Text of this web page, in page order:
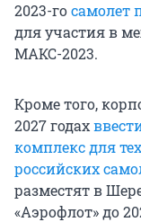
2023-госамолет
для участия в
МАКС-2023.
Кроме того,
2027 годах
комплекс для
российских
разместят в
«Аэрофлот» до